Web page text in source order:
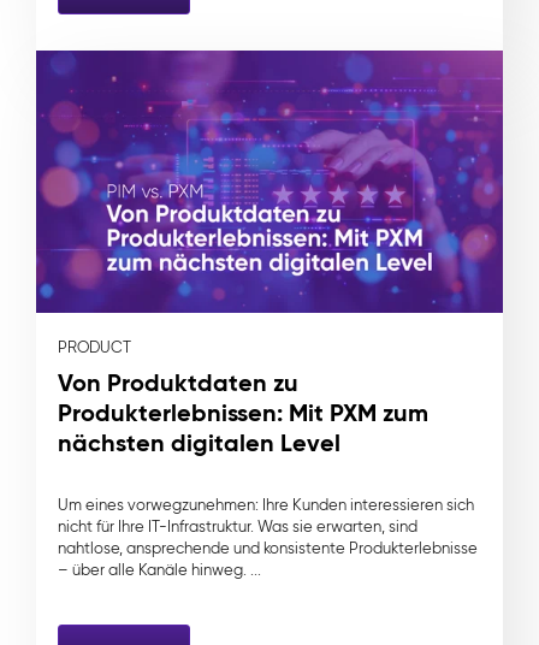
PRODUCT
Von Produktdaten zu
Produkterlebnissen: Mit PXM zum
nächsten digitalen Level
Um eines vorwegzunehmen: Ihre Kunden interessieren sich
nicht für Ihre IT-Infrastruktur. Was sie erwarten, sind
nahtlose, ansprechende und konsistente Produkterlebnisse
– über alle Kanäle hinweg. ...